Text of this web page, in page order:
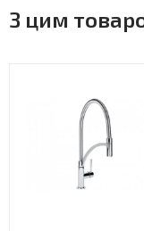
З цим